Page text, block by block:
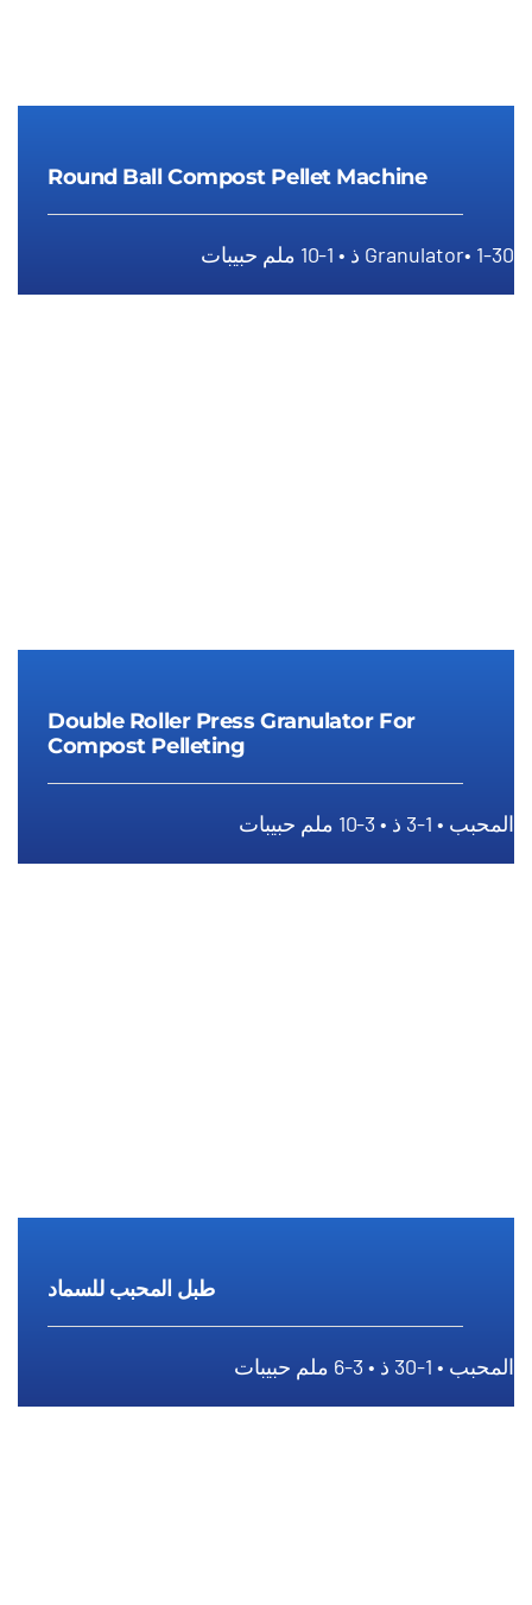
Round Ball Compost Pellet Machine
Granulator• 1-30 ذ • 1-10 ملم حبيبات
Double Roller Press Granulator For
Double Roller Press Granulator For
Compost Pelleting
المحبب • 1-3 ذ • 3-10 ملم حبيبات
طبل المحبب للسماد
طبل المحبب للسماد
المحبب • 1-30 ذ • 3-6 ملم حبيبات